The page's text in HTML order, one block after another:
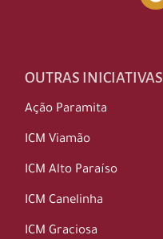
OUTRAS INICIATIVAS
Ação Paramita
ICM Viamão
ICM Alto Paraíso
ICM Canelinha
ICM Graciosa